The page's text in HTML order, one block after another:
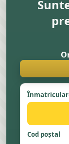
Cod poștal